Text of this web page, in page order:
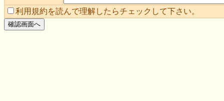
利用規約を読んで理解したらチェックして下さい。